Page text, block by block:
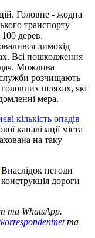
Головне - жодна
транспорту
дерев.
димохід
Всі пошкодження
Можлива
служби розчищають
шляхах, які
мера.
кількість опадів
каналізації міста
на таку
негоди
дороги
та WhatsApp.
та